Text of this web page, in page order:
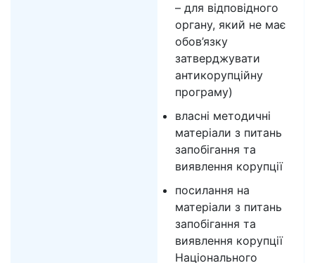
– для відповідного
органу, який не має
обов’язку
затверджувати
антикорупційну
програму)
власні методичні
матеріали з питань
запобігання та
виявлення корупції
посилання на
матеріали з питань
запобігання та
виявлення корупції
Національного